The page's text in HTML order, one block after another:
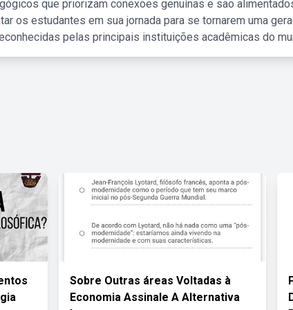
que priorizam conexões genuínas e são
os estudantes em sua jornada para se tornarem uma
pelas principais instituições acadêmicas do
Sobre Outras áreas Voltadas à
Economia Assinale A Alternativa